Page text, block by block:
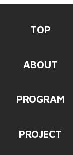
TOP
ABOUT
PROGRAM
PROJECT